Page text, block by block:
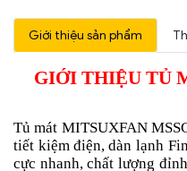
Giới thiệu sản phẩm
GIỚI THIỆU TỦ
Tủ mát MITSUXFAN
tiết kiệm điện, dàn lạnh
cực nhanh, chất lượng